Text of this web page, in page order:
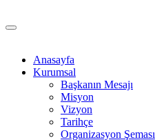
Anasayfa
Kurumsal
Başkanın Mesajı
Misyon
Vizyon
Tarihçe
Organizasyon Şeması